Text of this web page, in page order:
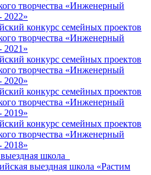
творчества «Инженерный
2022»
конкурс семейных проектов
творчества «Инженерный
2021»
конкурс семейных проектов
творчества «Инженерный
2020»
конкурс семейных проектов
творчества «Инженерный
2019»
конкурс семейных проектов
творчества «Инженерный
2018»
школа
выездная школа «Растим